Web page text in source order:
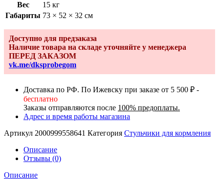
Вес
15 кг
Габариты 73 × 52 × 32 см
Доступно для предзаказа
Наличие товара на складе уточняйте у менеджера
ПЕРЕД ЗАКАЗОМ
vk.me/dksprobegom
Доставка по РФ. По Ижевску при заказе от 5 500 ₽ -
бесплатно
Заказы отправляются после 100% предоплаты.
Адрес и время работы магазина
Артикул 2000999558641 Категория Стульчики для кормления
Описание
Отзывы (0)
Описание